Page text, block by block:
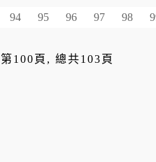
94 95 96 97 98
第100頁, 總共103頁